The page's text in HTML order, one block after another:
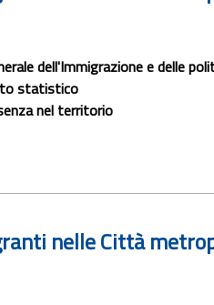
dell'Immigrazione e delle
statistico
nel territorio
nelle Città